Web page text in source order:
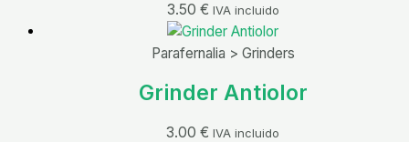
3.50 € IVA incluido
Parafernalia > Grinders
Grinder Antiolor
3.00 € IVA incluido